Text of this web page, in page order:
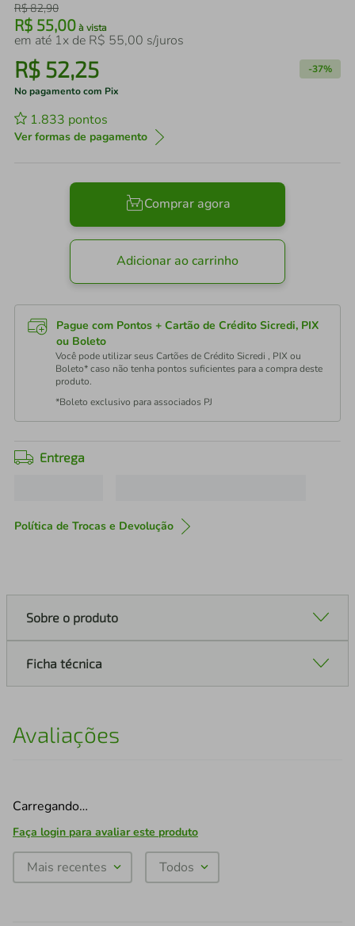
R$82,90
R$ 55,00 à vista
em até 1x de R$ 55,00 s/juros
R$ 52,25 -37%
No pagamento com Pix
1.833 pontos
Ver formas de pagamento
Comprar agora
Adicionar ao carrinho
Pague com Pontos + Cartão de Crédito Sicredi, PIX
ou Boleto
Você pode utilizar seus Cartões de Crédito Sicredi , PIX ou
Boleto* caso não tenha pontos suficientes para a compra deste
produto.
*Boleto exclusivo para associados PJ
Entrega
Política de Trocas e Devolução
Sobre o produto
Ficha técnica
Avaliações
Carregando…
Faça login para avaliar este produto
Mais recentes Todos